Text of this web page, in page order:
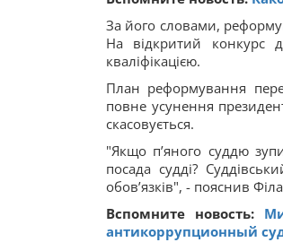
За його словами,
На відкритий конкурс
кваліфікацією.
План реформування
повне усунення
скасовується.
"Якщо п’яного суддю
посада судді?
обов’язків", - пояснив
Вспомните новость:
антикоррупционный